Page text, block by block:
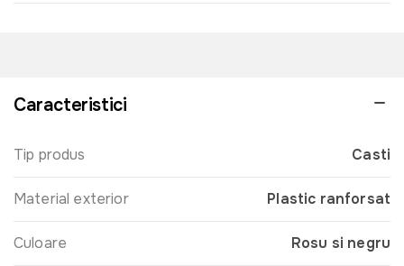
Caracteristici
Tip produs Casti
Material exterior Plastic ranforsat
Culoare Rosu si negru